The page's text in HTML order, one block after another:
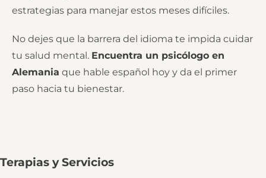
estrategias para manejar estos meses difíciles.
No dejes que la barrera del idioma te impida cuidar
tu salud mental. Encuentra un psicólogo en
Alemania que hable español hoy y da el primer
paso hacia tu bienestar.
Terapias y Servicios